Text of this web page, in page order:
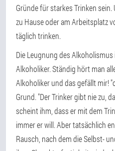
Gründe für starkes Trinken
zu Hause oder am Arbeitsplatz
täglich trinken.
Die Leugnung des
Alkoholiker. Ständig hört man
Alkoholiker und das gefällt mir!
Grund. "Der Trinker gibt nie zu,
scheint ihm, dass er mit dem
immer er will. Aber tatsächlich
Rausch, nach dem die Selbst-